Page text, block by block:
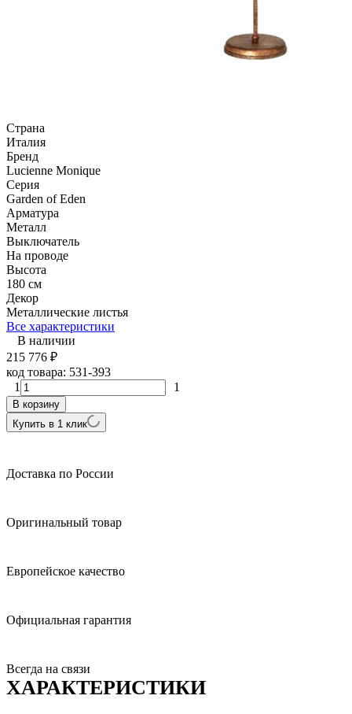
Страна
Италия
Бренд
Lucienne Monique
Серия
Garden of Eden
Арматура
Металл
Выключатель
На проводе
Высота
180 см
Декор
Металлические листья
Все характеристики
В наличии
215 776 ₽
код товара: 531-393
1
1
В корзину
Купить в 1 клик
Доставка по России
Оригинальный товар
Европейское качество
Официальная гарантия
Всегда на связи
ХАРАКТЕРИСТИКИ